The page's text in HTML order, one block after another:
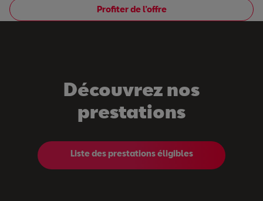
Profiter de l’offre
Découvrez nos
prestations
Liste des prestations éligibles